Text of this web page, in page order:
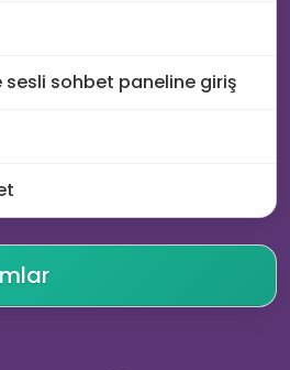
sohbet paneline giriş